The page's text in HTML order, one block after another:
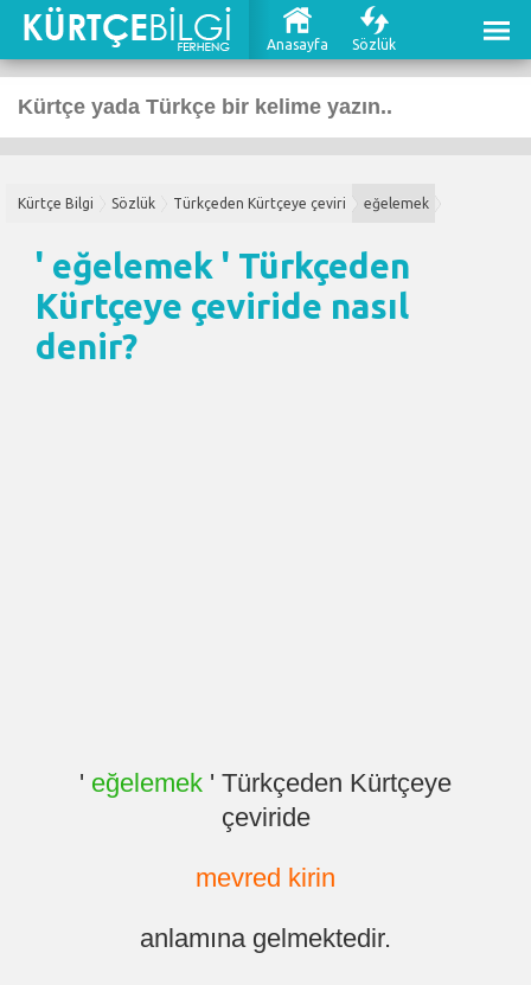
Anasayfa Sözlük
Kürtçe Bilgi Sözlük Türkçeden Kürtçeye çeviri eğelemek
' eğelemek ' Türkçeden
Kürtçeye çeviride nasıl
denir?
' eğelemek ' Türkçeden Kürtçeye
çeviride
mevred kirin
anlamına gelmektedir.